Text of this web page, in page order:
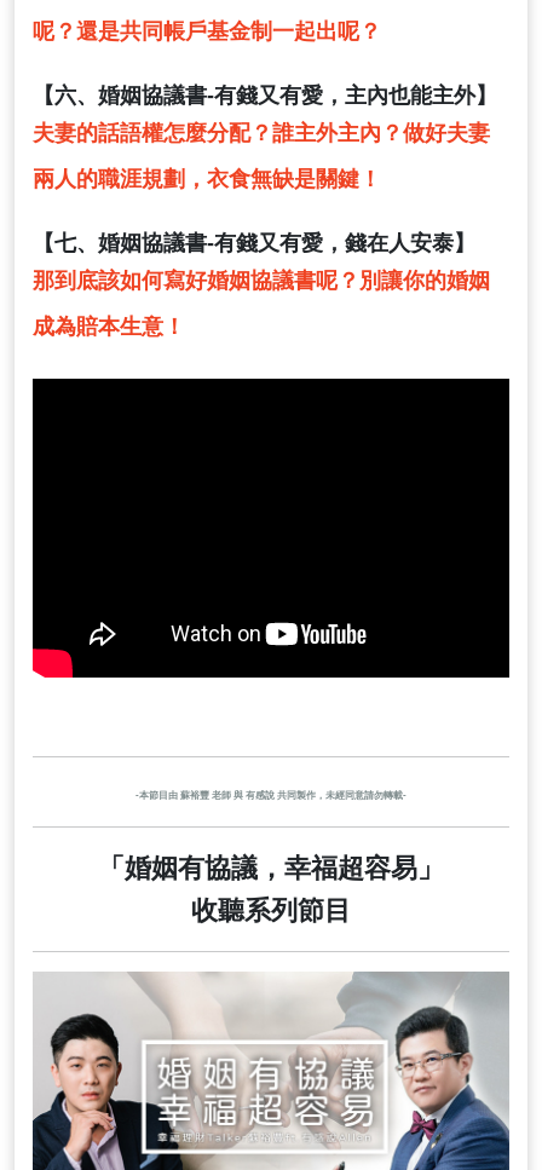
呢？還是共同帳戶基金制一起出呢？
【六、婚姻協議書-有錢又有愛，主內也能主外】
夫妻的話語權怎麼分配？誰主外主內？做好夫妻
兩人的職涯規劃，衣食無缺是關鍵！
【七、婚姻協議書-有錢又有愛，錢在人安泰】
那到底該如何寫好婚姻協議書呢？別讓你的婚姻
成為賠本生意！
-本節目由 蘇裕豐 老師 與 有感說 共同製作，未經同意請勿轉載-
「婚姻有協議，幸福超容易」
收聽系列節目